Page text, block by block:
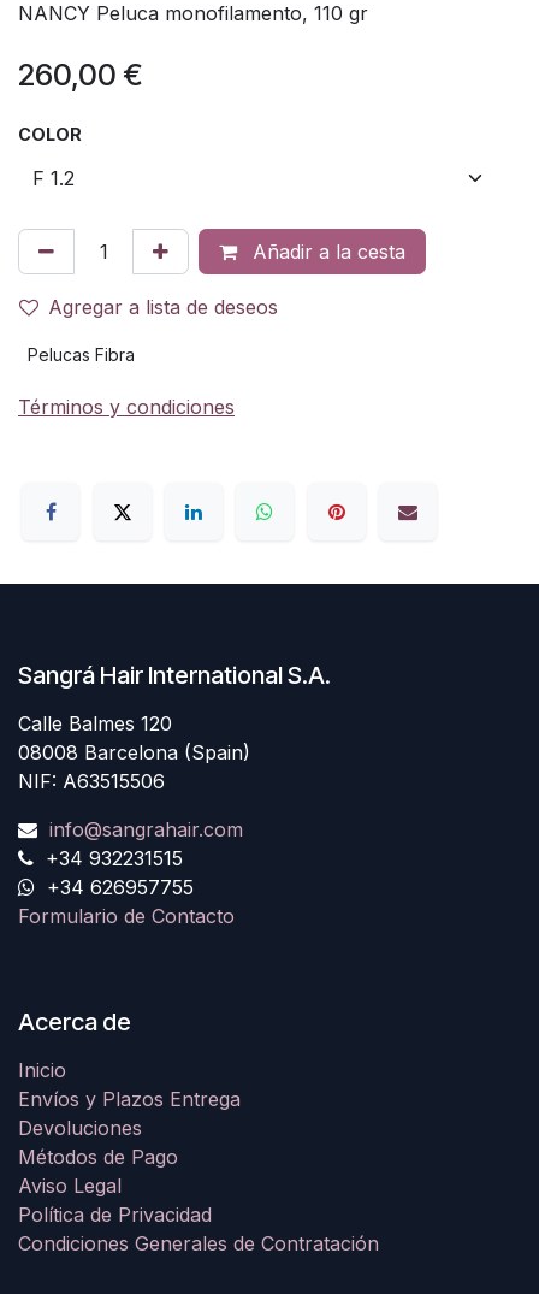
NANCY Peluca monofilamento, 110 gr
260,00 €
COLOR
Añadir a la cesta
Agregar a lista de deseos
Pelucas Fibra
Términos y condiciones
Sangrá Hair International S.A.
Calle Balmes 120
08008 Barcelona (Spain)
NIF: A63515506
info@sangrahair.com
+34 932231515
+34 626957755
Formulario de Contacto
Acerca de
Inicio
Envíos y Plazos Entrega
Devoluciones
Métodos de Pago
Aviso Legal
Política de Privacidad
Condiciones Generales de Contratación